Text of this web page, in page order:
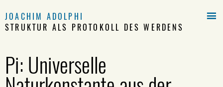
JOACHIM ADOLPHI
STRUKTUR ALS PROTOKOLL DES WERDENS
Pi: Universelle
